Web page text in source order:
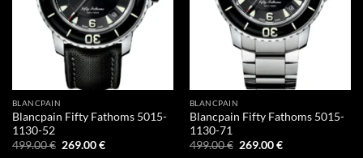
BLANCPAIN
Blancpain Fifty Fathoms 5015-
1130-52
499.00€ Ursprünglicher
269.00€Aktueller
BLANCPAIN
Blancpain Fifty Fathoms 5015-
1130-71
499.00€ Ursprünglicher
269.00€Aktueller